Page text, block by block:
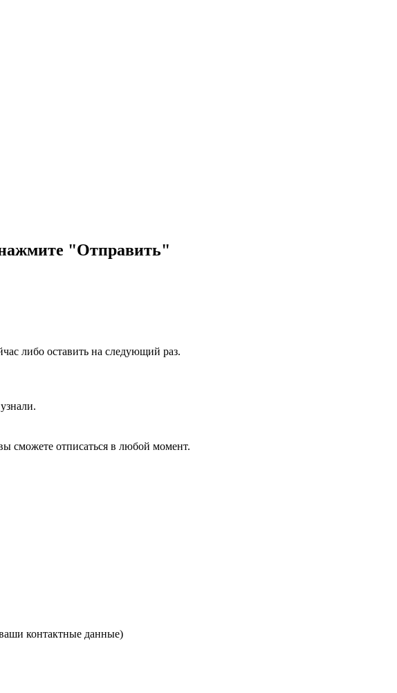
"Отправить"
либо оставить на следующий раз.
сможете отписаться в любой момент.
контактные данные)